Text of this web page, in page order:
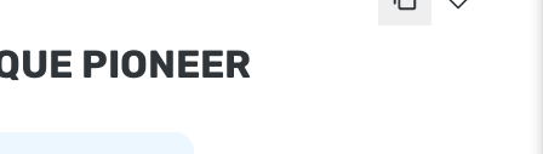
PIONEER